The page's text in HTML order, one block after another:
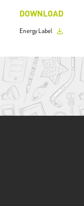
DOWNLOAD
Energy Label